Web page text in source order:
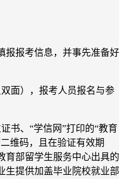
报报考信息，并事先准备好
面），报考人员报名与参
书、“学信网”打印的“教育
维码，且在验证有效期
育部留学生服务中心出具的
生提供加盖毕业院校就业部